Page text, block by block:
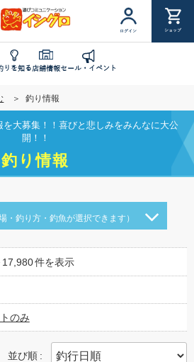
ログイン ショップ
りを知る店舗情報セール・イベント
釣り情報
大募集！！喜びと悲しみをみんなに大公
開！！
釣り情報
場・釣り方・釣魚が選択できます）
17,980件を表示
のみ
並び順